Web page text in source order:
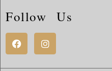
Follow Us